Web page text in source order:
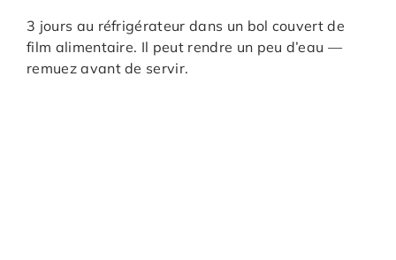
3 jours au réfrigérateur dans un bol couvert de
film alimentaire. Il peut rendre un peu d’eau —
remuez avant de servir.